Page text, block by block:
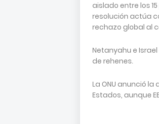
aislado entre los
resolución actúa
rechazo global al
Netanyahu e
de rehenes.
La ONU anunció
Estados, aunque